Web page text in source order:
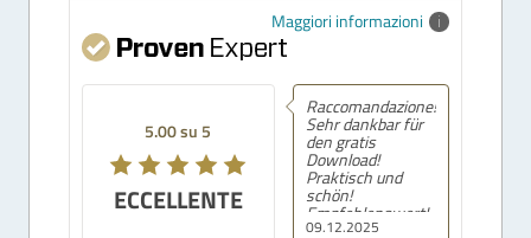
Maggiori informazioni
5.00 su 5
ECCELLENTE
09.12.2025
Raccomandazione!
Sehr dankbar für
den gratis
Download!
Praktisch und
schön!
Empfehlenswert!